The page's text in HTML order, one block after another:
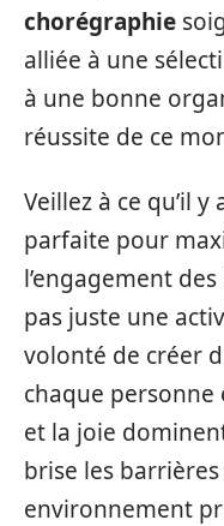
chorégraphie
alliée à une
à une bonne
réussite de ce
Veillez à ce qu’il
parfaite pour
l’engagement
pas juste une
volonté de créer
chaque personne
et la joie
brise les
environnement